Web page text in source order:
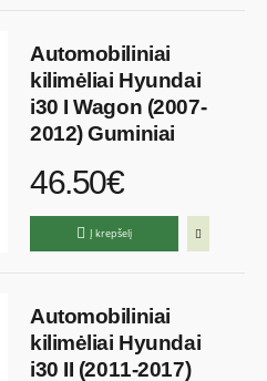
Automobiliniai
kilimėliai Hyundai
i30 I Wagon (2007-
2012) Guminiai
46.50€
Į krepšelį
Automobiliniai
kilimėliai Hyundai
i30 II (2011-2017)